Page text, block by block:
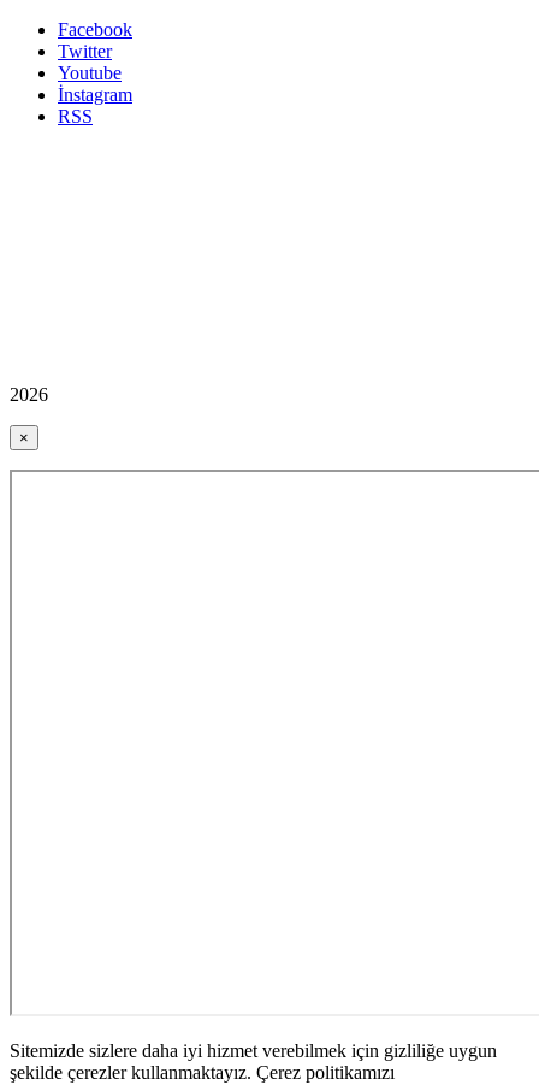
Facebook
Twitter
Youtube
İnstagram
RSS
2026
×
Sitemizde sizlere daha iyi hizmet verebilmek için gizliliğe uygun
şekilde çerezler kullanmaktayız. Çerez politikamızı